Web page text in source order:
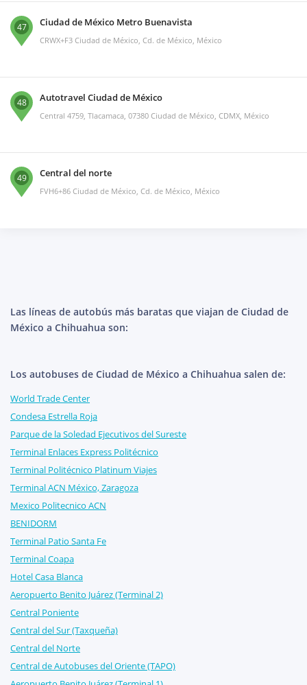
47 Ciudad de México Metro Buenavista
CRWX+F3 Ciudad de México, Cd. de México, México
48 Autotravel Ciudad de México
Central 4759, Tlacamaca, 07380 Ciudad de México, CDMX, México
49 Central del norte
FVH6+86 Ciudad de México, Cd. de México, México
Las líneas de autobús más baratas que viajan de Ciudad de
México a Chihuahua son:
Los autobuses de Ciudad de México a Chihuahua salen de:
World Trade Center
Condesa Estrella Roja
Parque de la Soledad Ejecutivos del Sureste
Terminal Enlaces Express Politécnico
Terminal Politécnico Platinum Viajes
Terminal ACN México, Zaragoza
Mexico Politecnico ACN
BENIDORM
Terminal Patio Santa Fe
Terminal Coapa
Hotel Casa Blanca
Aeropuerto Benito Juárez (Terminal 2)
Central Poniente
Central del Sur (Taxqueña)
Central del Norte
Central de Autobuses del Oriente (TAPO)